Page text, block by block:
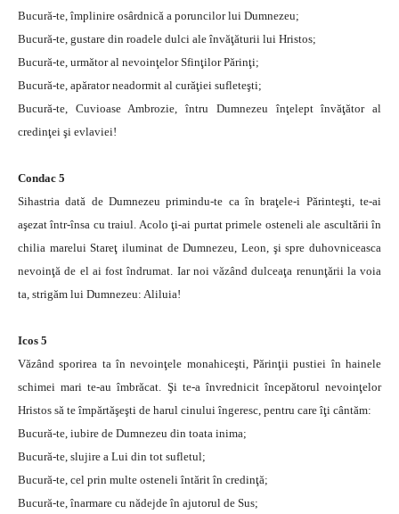
Bucură-te, împlinire osârdnică a poruncilor lui Dumnezeu;
Bucură-te, gustare din roadele dulci ale învăţăturii lui Hristos;
Bucură-te, următor al nevoinţelor Sfinţilor Părinţi;
Bucură-te, apărator neadormit al curăţiei sufleteşti;
Bucură-te, Cuvioase Ambrozie, întru Dumnezeu înţelept învăţător al
credinţei şi evlaviei!
Condac 5
Sihastria dată de Dumnezeu primindu-te ca în braţele-i Părinteşti, te-ai
aşezat într-însa cu traiul. Acolo ţi-ai purtat primele osteneli ale ascultării în
chilia marelui Stareţ iluminat de Dumnezeu, Leon, şi spre duhovniceasca
nevoinţă de el ai fost îndrumat. Iar noi văzând dulceaţa renunţării la voia
ta, strigăm lui Dumnezeu: Aliluia!
Icos 5
Văzând sporirea ta în nevoinţele monahiceşti, Părinţii pustiei în hainele
schimei mari te-au îmbrăcat. Şi te-a învrednicit începătorul nevoinţelor
Hristos să te împărtăşeşti de harul cinului îngeresc, pentru care îţi cântăm:
Bucură-te, iubire de Dumnezeu din toata inima;
Bucură-te, slujire a Lui din tot sufletul;
Bucură-te, cel prin multe osteneli întărit în credinţă;
Bucură-te, înarmare cu nădejde în ajutorul de Sus;